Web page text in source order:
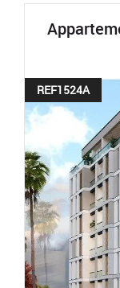
REF1524A